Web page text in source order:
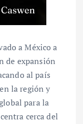
a México a
de expansión
al país
la región y
para la
cerca del